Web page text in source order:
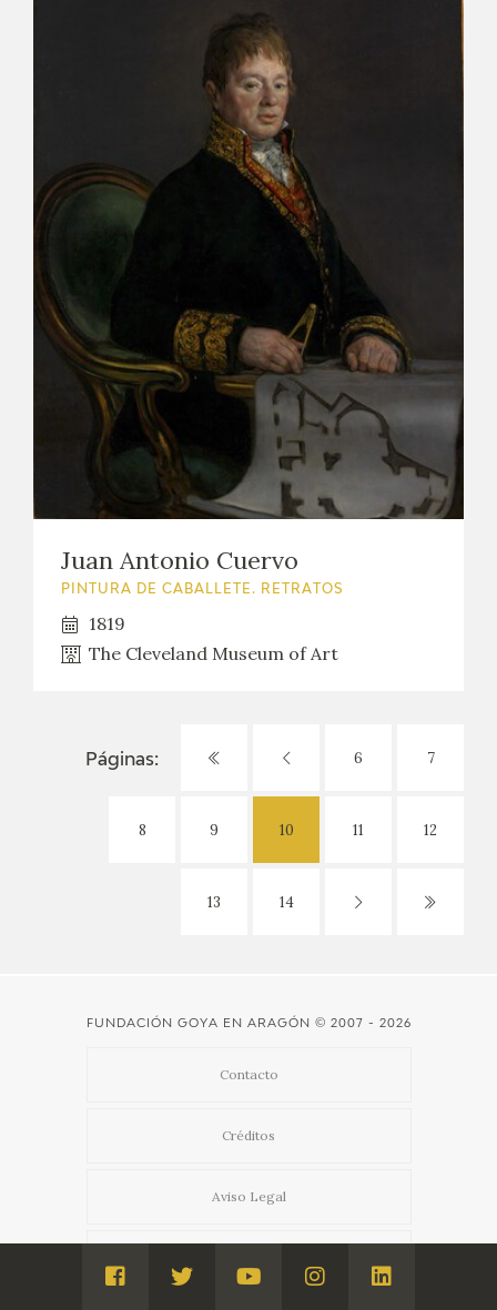
Juan Antonio Cuervo
PINTURA DE CABALLETE. RETRATOS
1819
The Cleveland Museum of Art
Páginas: 6 7
8 9 10 11 12
13 14
FUNDACIÓN GOYA EN ARAGÓN © 2007 - 2026
Contacto
Créditos
Aviso Legal
Visita
Visita
Visita
Visita
Visita